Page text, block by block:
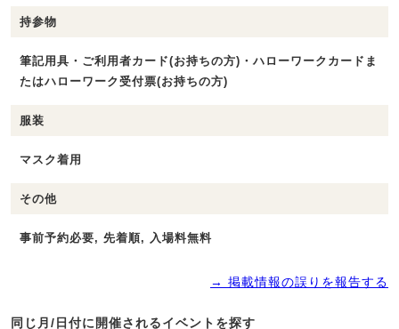
持参物
筆記用具・ご利用者カード(お持ちの方)・ハローワークカードま
たはハローワーク受付票(お持ちの方)
服装
マスク着用
その他
事前予約必要, 先着順, 入場料無料
→ 掲載情報の誤りを報告する
同じ月/日付に開催されるイベントを探す